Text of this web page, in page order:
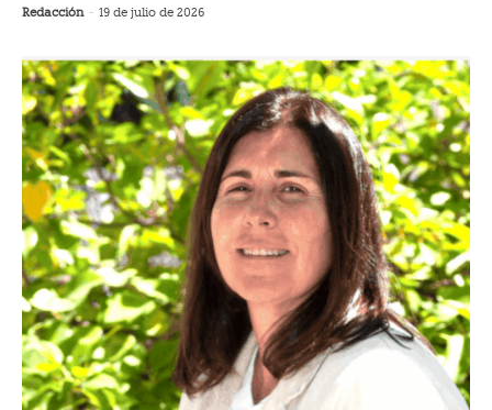
Redacción - 19 de julio de 2026